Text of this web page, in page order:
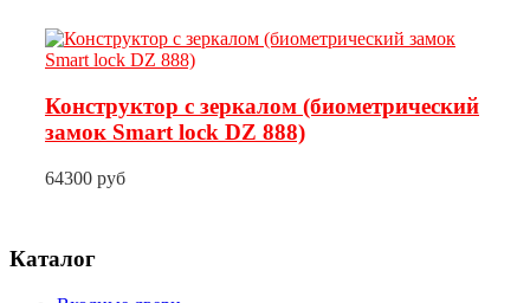
Конструктор с зеркалом (биометрический
замок Smart lock DZ 888)
64300 руб
Каталог